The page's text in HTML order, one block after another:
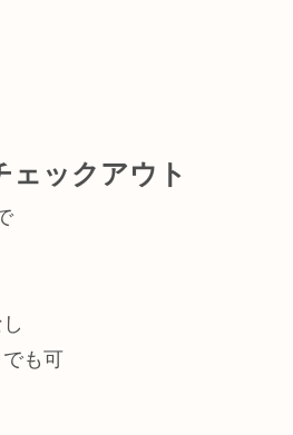
ェックアウト
も可